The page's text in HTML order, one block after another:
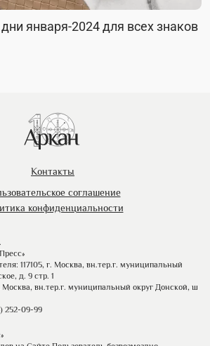
января-2024 для всех знаков
Контакты
соглашение
конфиденциальности
117105, г. Москва, вн.тер.г. муниципальный
д. 9 стр. 1
Москва, вн.тер.г. муниципальный округ Донской, ш
252-09-99